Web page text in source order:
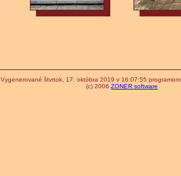
Vygenerované štvrtok, 17. októbra 2019 v 16:07:55 programom
(c) 2006 ZONER software